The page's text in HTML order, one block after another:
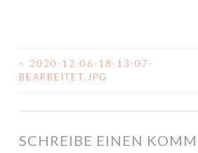
<
2020-12-06-18-13-07-
BEARBEITET.JPG
SCHREIBE EINEN